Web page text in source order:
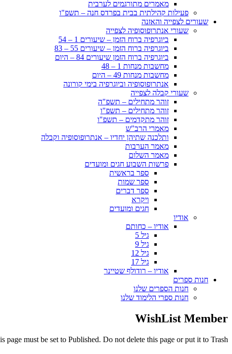
מאמרים מתורגמים לערבית
פעילות קהילתית בבית בפרדס חנה – תשפ"ו
שעורים לצפייה והאזנה
שעורי אנתרופוסופיה לצפייה
ביוגרפיה ברוח הזמן – שיעורים 1 – 54
ביוגרפיה ברוח הזמן – שיעורים 55 – 83
ביוגרפיה ברוח הזמן שיעורים 84 – היום
מחשבות מנחות 1 – 48
מחשבות מנחות 49 – היום
אנתרופוסופיה וביוגרפיה בימי קורונה
שעורי קבלה לצפייה
זוהר מתחילים – תשפ"ה
זוהר מתחילים – תשפ"ו
זוהר מתקדמים – תשפ"ו
מאמרי הרב"ש
ותלכנה שתיהן יחדיו – אנתרופוסופיה וקבלה
מאמר הערבות
מאמר השלום
פרשות השבוע חגים ומועדים
ספר בראשית
ספר שמות
ספר דברים
ויקרא
חגים ומועדים
אודיו
אודיו – כחותם
גיל 5
גיל 9
גיל 12
גיל 17
אודיו – רודולף שטיינר
חנות ספרים
חנות הספרים שלנו
חנות ספרי הלימוד שלנו
WishList Member
must be set to Published. Do not delete this page or put it to Trash.